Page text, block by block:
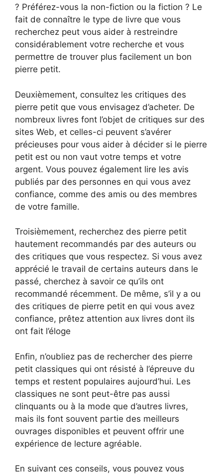
? Préférez-vous la non-fiction ou la fiction ? Le
fait de connaître le type de livre que vous
recherchez peut vous aider à restreindre
considérablement votre recherche et vous
permettre de trouver plus facilement un bon
pierre petit.
Deuxièmement, consultez les critiques des
pierre petit que vous envisagez d’acheter. De
nombreux livres font l’objet de critiques sur des
sites Web, et celles-ci peuvent s’avérer
précieuses pour vous aider à décider si le pierre
petit est ou non vaut votre temps et votre
argent. Vous pouvez également lire les avis
publiés par des personnes en qui vous avez
confiance, comme des amis ou des membres
de votre famille.
Troisièmement, recherchez des pierre petit
hautement recommandés par des auteurs ou
des critiques que vous respectez. Si vous avez
apprécié le travail de certains auteurs dans le
passé, cherchez à savoir ce qu’ils ont
recommandé récemment. De même, s’il y a ou
des critiques de pierre petit en qui vous avez
confiance, prêtez attention aux livres dont ils
ont fait l’éloge
Enfin, n’oubliez pas de rechercher des pierre
petit classiques qui ont résisté à l’épreuve du
temps et restent populaires aujourd’hui. Les
classiques ne sont peut-être pas aussi
clinquants ou à la mode que d’autres livres,
mais ils font souvent partie des meilleurs
ouvrages disponibles et peuvent offrir une
expérience de lecture agréable.
En suivant ces conseils, vous pouvez vous